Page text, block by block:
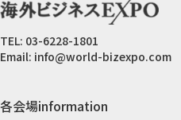
TEL: 03-6228-1801
Email: info@world-bizexpo.com
各会場information